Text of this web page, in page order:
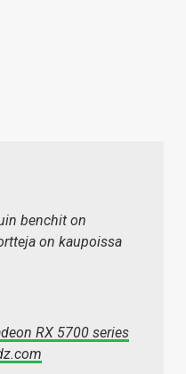
benchit on
on kaupoissa
RX 5700 series